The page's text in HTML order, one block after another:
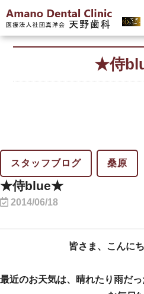
★侍
スタッフブログ 桑原
★侍blue★
2014/06/18
皆さま、こんに
最近のお天気は、晴れたり雨だ